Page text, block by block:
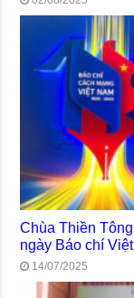
Chùa Thiền
ngày Báo chí
14/07/2025